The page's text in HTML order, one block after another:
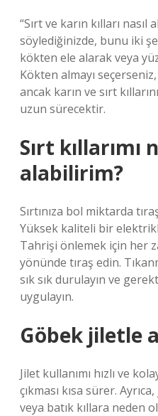
“Sırt ve karın kılları nasıl
söylediğinizde, bunu iki
kökten ele alarak veya
Kökten almayı
ancak karın ve sırt
uzun sürecektir.
Sırt kıllarımı
alabilirim?
Sırtınıza bol miktarda
Yüksek kaliteli bir
Tahrişi önlemek için her
yönünde tıraş edin.
sık sık durulayın ve
uygulayın.
Göbek jiletle
Jilet kullanımı hızlı ve
çıkması kısa sürer.
veya batık kıllara neden